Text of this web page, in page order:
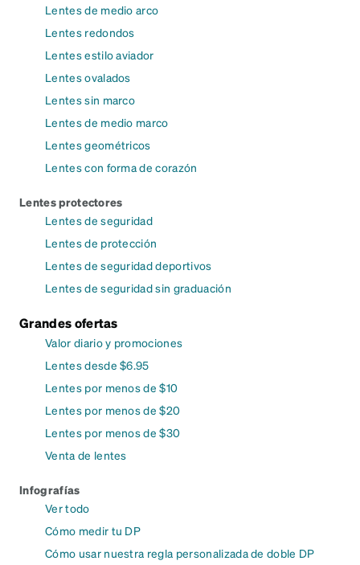
Lentes de medio arco
Lentes redondos
Lentes estilo aviador
Lentes ovalados
Lentes sin marco
Lentes de medio marco
Lentes geométricos
Lentes con forma de corazón
Lentes protectores
Lentes de seguridad
Lentes de protección
Lentes de seguridad deportivos
Lentes de seguridad sin graduación
Grandes ofertas
Valor diario y promociones
Lentes desde $6.95
Lentes por menos de $10
Lentes por menos de $20
Lentes por menos de $30
Venta de lentes
Infografías
Ver todo
Cómo medir tu DP
Cómo usar nuestra regla personalizada de doble DP